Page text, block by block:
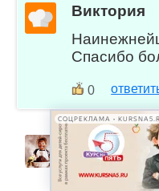
Виктория
Спасибо
0
Матильда
Виктория,
СОЦРЕКЛАМА •